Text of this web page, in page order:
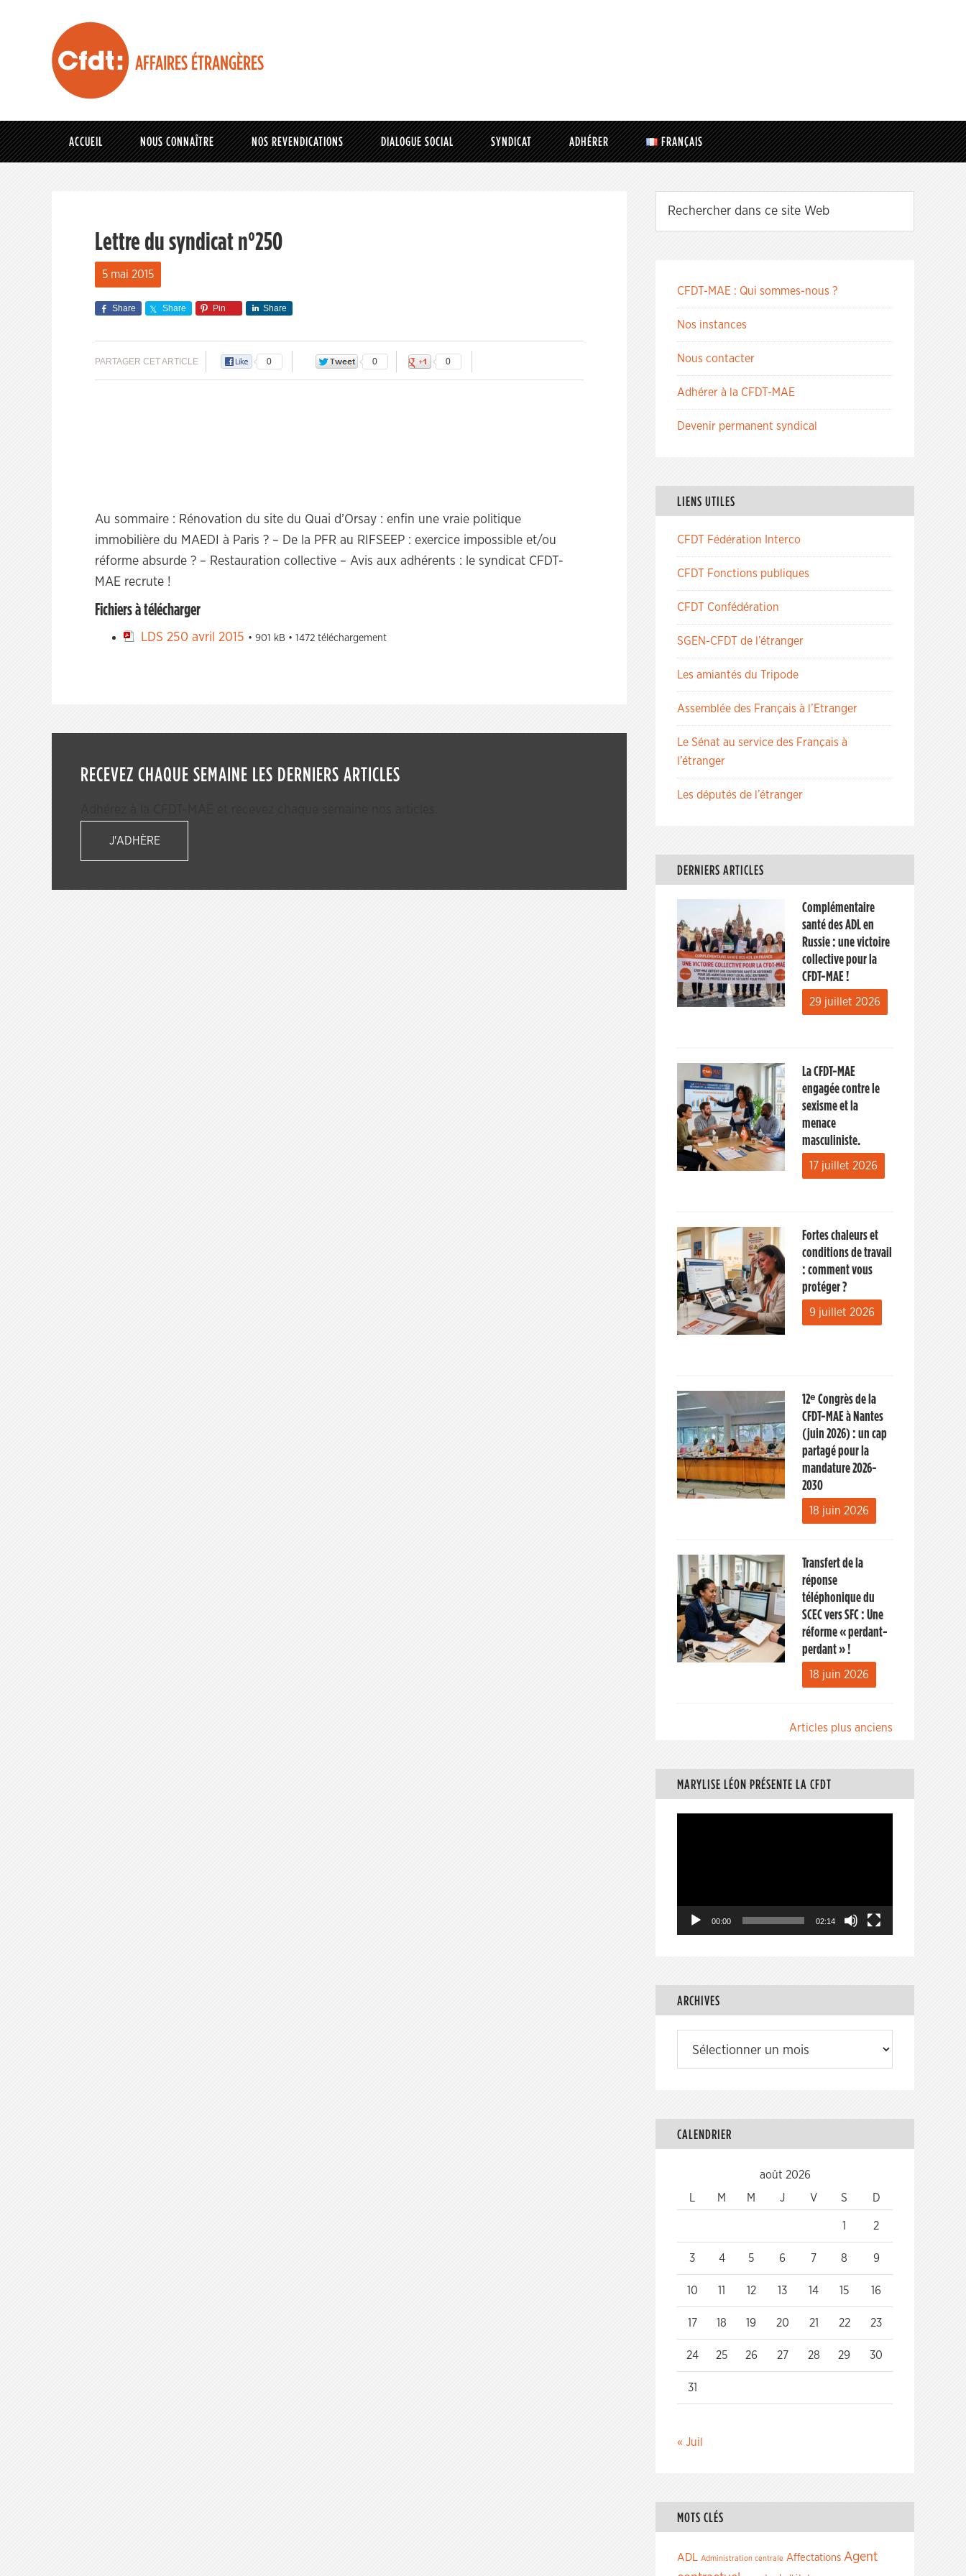
AFFAIRES ÉTRANGÈRES
ACCUEIL NOUS CONNAÎTRE NOS REVENDICATIONS DIALOGUE SOCIAL SYNDICAT ADHÉRER FRANÇAIS
Lettre du syndicat n°250
5 mai 2015
Share Share Pin Share
PARTAGER CET ARTICLE 0 0 0
Au sommaire : Rénovation du site du Quai d’Orsay : enfin une vraie politique
immobilière du MAEDI à Paris ? – De la PFR au RIFSEEP : exercice impossible et/ou
réforme absurde ? – Restauration collective – Avis aux adhérents : le syndicat CFDT-
MAE recrute !
Fichiers à télécharger
LDS 250 avril 2015 • 901 kB • 1472 téléchargement
RECEVEZ CHAQUE SEMAINE LES DERNIERS ARTICLES
J'ADHÈRE
CFDT-MAE : Qui sommes-nous ?
Nos instances
Nous contacter
Adhérer à la CFDT-MAE
Devenir permanent syndical
LIENS UTILES
CFDT Fédération Interco
CFDT Fonctions publiques
CFDT Confédération
SGEN-CFDT de l’étranger
Les amiantés du Tripode
Assemblée des Français à l’Etranger
Le Sénat au service des Français à
l’étranger
Les députés de l’étranger
DERNIERS ARTICLES
Complémentaire
santé des ADL en
Russie : une victoire
collective pour la
CFDT-MAE !
29 juillet 2026
La CFDT-MAE
engagée contre le
sexisme et la
menace
masculiniste.
17 juillet 2026
Fortes chaleurs et
conditions de travail
: comment vous
protéger ?
9 juillet 2026
12ᵉ Congrès de la
CFDT-MAE à Nantes
(juin 2026) : un cap
partagé pour la
mandature 2026-
2030
18 juin 2026
Transfert de la
réponse
téléphonique du
SCEC vers SFC : Une
réforme « perdant-
perdant » !
18 juin 2026
articles
Articles plus anciens
MARYLISE LÉON PRÉSENTE LA CFDT
00:00 02:14
ARCHIVES
CALENDRIER
août 2026
M M J V S D
1 2
3 4 5 6 7 8 9
10 11 12 13 14 15 16
17 18 19 20 21 22 23
24 25 26 27 28 29 30
31
« Juil
MOTS CLÉS
ADL Administration centrale Affectations Agent